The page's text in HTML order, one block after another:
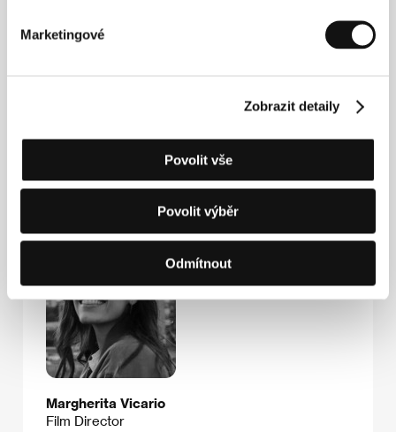
Marketingové
Zobrazit detaily
Povolit vše
Povolit výběr
Odmítnout
Rai Cinema
claudiajulia.catalano@raicinema.it
Hosté
Margherita Vicario
Film Director